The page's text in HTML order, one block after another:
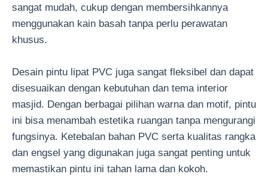
sangat mudah, cukup dengan membersihkannya
menggunakan kain basah tanpa perlu perawatan
khusus.
Desain pintu lipat PVC juga sangat fleksibel dan dapat
disesuaikan dengan kebutuhan dan tema interior
masjid. Dengan berbagai pilihan warna dan motif, pintu
ini bisa menambah estetika ruangan tanpa mengurangi
fungsinya. Ketebalan bahan PVC serta kualitas rangka
dan engsel yang digunakan juga sangat penting untuk
memastikan pintu ini tahan lama dan kokoh.